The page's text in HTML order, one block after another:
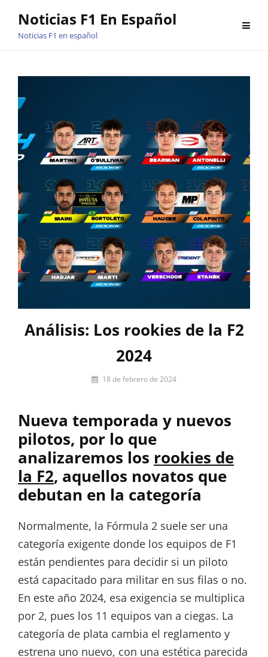
Noticias F1 En Español
Noticias F1 en español
Análisis: Los rookies de la F2
2024
Por
Paquet
18 de febrero de 2024
Nueva temporada y nuevos
pilotos, por lo que
analizaremos los rookies de
la F2, aquellos novatos que
debutan en la categoría
Normalmente, la Fórmula 2 suele ser una
categoría exigente donde los equipos de F1
están pendientes para decidir si un piloto
está capacitado para militar en sus filas o no.
En este año 2024, esa exigencia se multiplica
por 2, pues los 11 equipos van a ciegas. La
categoría de plata cambia el reglamento y
estrena uno nuevo, con una estética parecida